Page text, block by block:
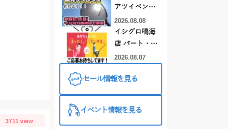
3711 view
アツイベント
日！！！～オ
ーダー偏光グ
ラス受注会～
2026.08.08
イシグロ鳴海
店 パート・ア
ルバイトスタ
募集中！
2026.08.07
セール情報を見る
イベント情報を見る